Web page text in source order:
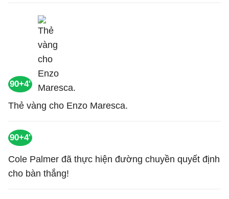
90+4'
Thẻ vàng cho Enzo Maresca.
90+4'
Cole Palmer đã thực hiện đường chuyền quyết định
cho bàn thắng!